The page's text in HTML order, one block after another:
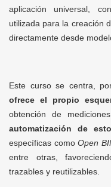
aplicación universal,
utilizada para la creación
directamente desde
Este curso se centra,
ofrece el propio
obtención de
automatización de
específicas comoOpen
entre otras,
trazables y reutilizables.